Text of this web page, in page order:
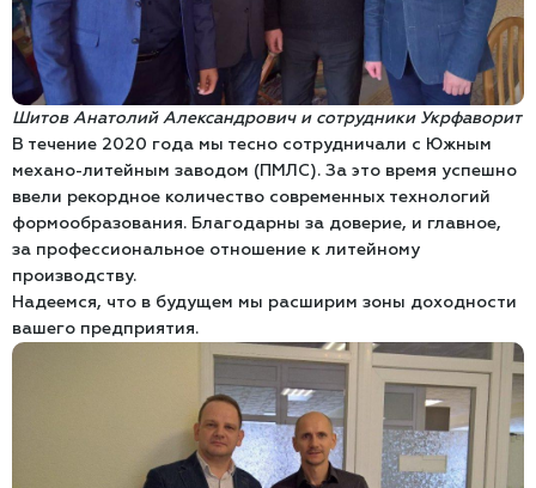
Шитов Анатолий Александрович и сотрудники Укрфаворит
В течение 2020 года мы тесно сотрудничали с Южным
механо-литейным заводом (ПМЛС). За это время успешно
ввели рекордное количество современных технологий
формообразования. Благодарны за доверие, и главное,
за профессиональное отношение к литейному
производству.
Надеемся, что в будущем мы расширим зоны доходности
вашего предприятия.